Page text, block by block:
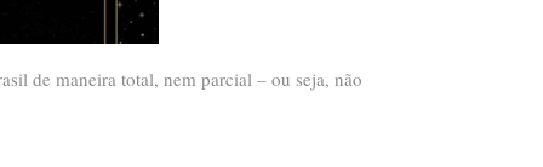
de maneira total, nem parcial – ou seja, não